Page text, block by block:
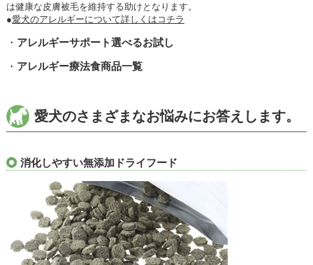
は健康な皮膚被毛を維持する助けとなります。
●愛犬のアレルギーについて詳しくはコチラ
・ アレルギーサポート選べるお試し
・ アレルギー療法食商品一覧
愛犬のさまざまなお悩みにお答えします。
消化しやすい無添加ドライフード